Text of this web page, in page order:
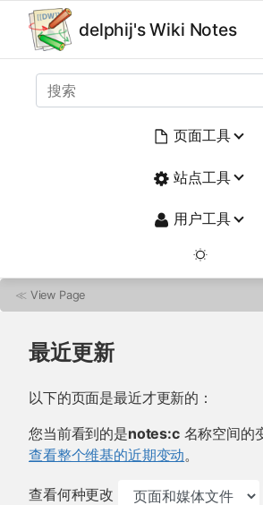
delphij's Wiki Notes
页面工具
站点工具
用户工具
≪ View Page
最近更新
以下的页面是最近才更新的：
您当前看到的是notes:c名称空间的
查看整个维基的近期变动。
查看何种更改